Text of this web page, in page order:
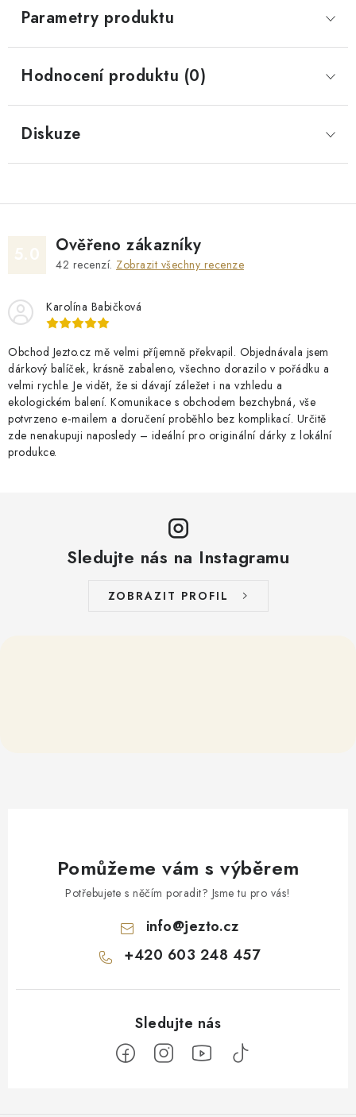
Parametry produktu
Hodnocení produktu (0)
Diskuze
Ověřeno zákazníky
42 recenzí. Zobrazit všechny recenze
Karolína Babičková
Obchod Jezto.cz mě velmi příjemně překvapil. Objednávala jsem
dárkový balíček, krásně zabaleno, všechno dorazilo v pořádku a
velmi rychle. Je vidět, že si dávají záležet i na vzhledu a
ekologickém balení. Komunikace s obchodem bezchybná, vše
potvrzeno e‑mailem a doručení proběhlo bez komplikací. Určitě
zde nenakupuji naposledy – ideální pro originální dárky z lokální
produkce.
Sledujte nás na Instagramu
ZOBRAZIT PROFIL
Pomůžeme vám s výběrem
Potřebujete s něčím poradit? Jsme tu pro vás!
info@jezto.cz
+420 603 248 457